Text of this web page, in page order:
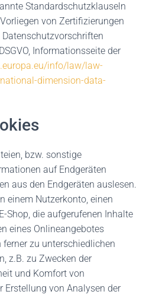
Standardschutzklauseln
von Zertifizierungen
Informationsseite der
info/law/law-
dimension-data-
bzw. sonstige
auf Endgeräten
aus den Endgeräten auslesen.
einem Nutzerkonto, einen
Shop, die aufgerufenen Inhalte
eines Onlineangebotes
zu unterschiedlichen
z.B. zu Zwecken der
und Komfort von
Erstellung von Analysen der